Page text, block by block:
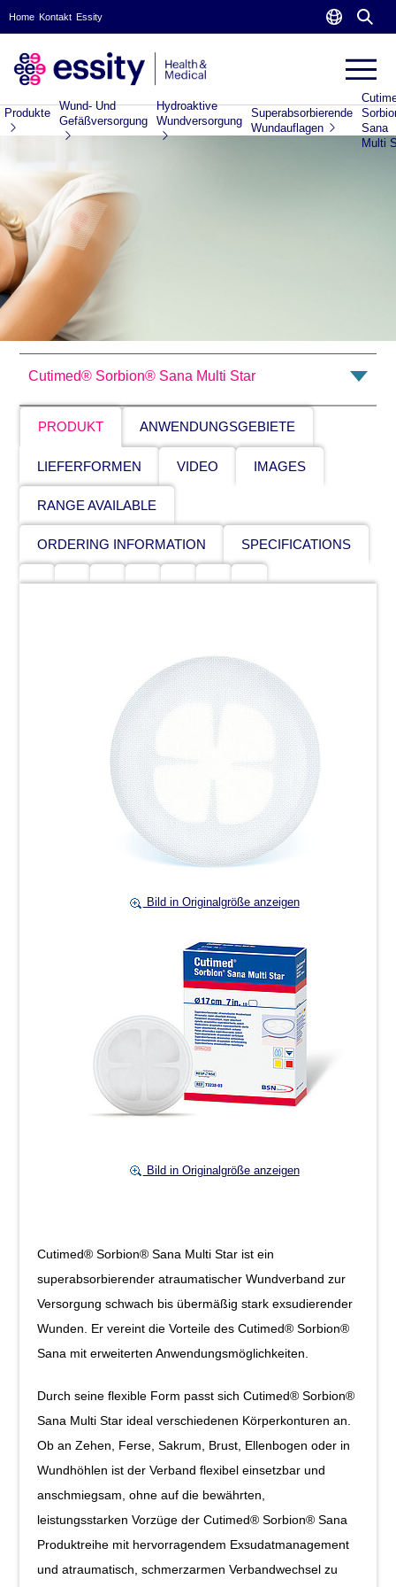
Home Kontakt Essity
Produkte
Wund- Und
Gefäßversorgung
Hydroaktive
Wundversorgung
Superabsorbierende
Wundauflagen
Sana
Multi
Cutimed® Sorbion® Sana Multi Star
PRODUKT ANWENDUNGSGEBIETE
LIEFERFORMEN VIDEO IMAGES
RANGE AVAILABLE
ORDERING INFORMATION SPECIFICATIONS
Bild in Originalgröße anzeigen
Bild in Originalgröße anzeigen
Cutimed® Sorbion® Sana Multi Star ist ein
superabsorbierender atraumatischer Wundverband zur
Versorgung schwach bis übermäßig stark exsudierender
Wunden. Er vereint die Vorteile des Cutimed® Sorbion®
Sana mit erweiterten Anwendungsmöglichkeiten.
Durch seine flexible Form passt sich Cutimed® Sorbion®
Sana Multi Star ideal verschiedenen Körperkonturen an.
Ob an Zehen, Ferse, Sakrum, Brust, Ellenbogen oder in
Wundhöhlen ist der Verband flexibel einsetzbar und
anschmiegsam, ohne auf die bewährten,
leistungsstarken Vorzüge der Cutimed® Sorbion® Sana
Produktreihe mit hervorragendem Exsudatmanagement
und atraumatisch, schmerzarmen Verbandwechsel zu